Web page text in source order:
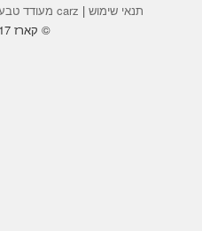
תנאי שימוש | carz מעודד טבעונות
© קארז 2010-2017